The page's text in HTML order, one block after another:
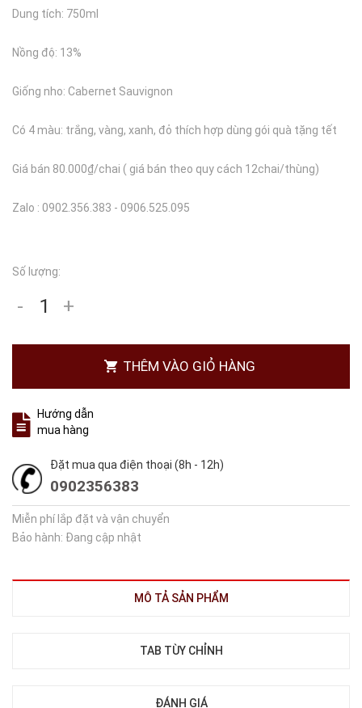
Dung tích: 750ml
Nồng độ: 13%
Giống nho: Cabernet Sauvignon
Có 4 màu: trắng, vàng, xanh, đỏ thích hợp dùng gói quà tặng tết
Giá bán 80.000₫/chai ( giá bán theo quy cách 12chai/thùng)
Zalo : 0902.356.383 - 0906.525.095
Số lượng:
- +
THÊM VÀO GIỎ HÀNG
Hướng dẫn
mua hàng
Đặt mua qua điện thoại (8h - 12h)
0902356383
Miễn phí lắp đặt và vận chuyển
Bảo hành: Đang cập nhật
MÔ TẢ SẢN PHẨM
TAB TÙY CHỈNH
ĐÁNH GIÁ